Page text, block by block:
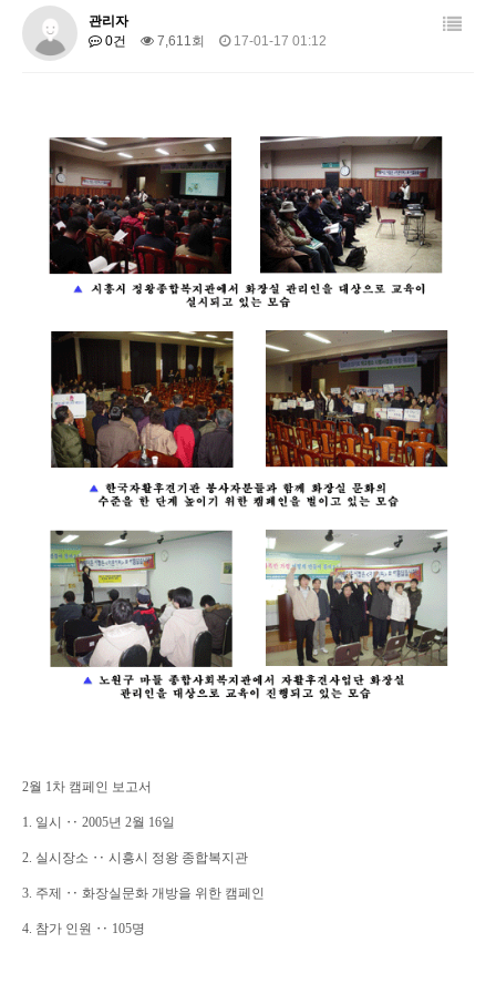
관리자
0건
7,611회 17-01-17 01:12
2월 1차 캠페인 보고서
1. 일시 ‥ 2005년 2월 16일
2. 실시장소 ‥ 시흥시 정왕 종합복지관
3. 주제 ‥ 화장실문화 개방을 위한 캠페인
4. 참가 인원 ‥ 105명